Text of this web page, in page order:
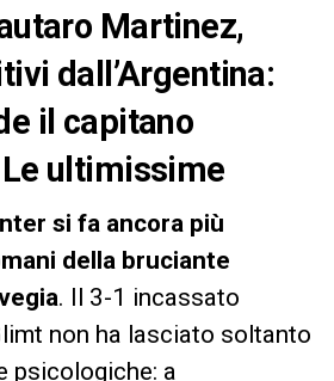
Martinez,
dall’Argentina:
il capitano
ultimissime
si fa ancora più
della bruciante
. Il 3-1 incassato
non ha lasciato soltanto
psicologiche: a